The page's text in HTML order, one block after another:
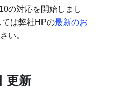
の対応を開始しまし
ては弊社HPの最新のお
い。
更新